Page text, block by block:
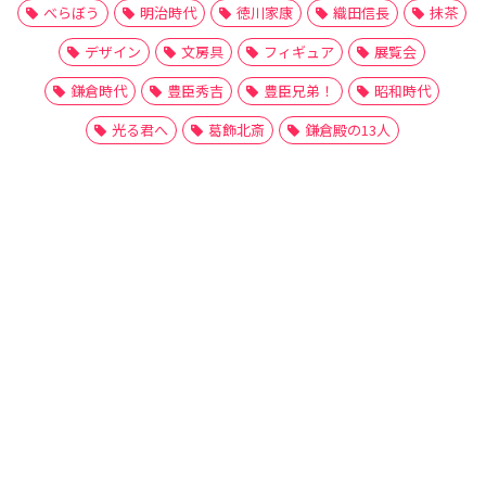
べらぼう
明治時代 徳川家康 織田信長
抹茶
デザイン
文房具 フィギュア
展覧会
鎌倉時代
豊臣秀吉 豊臣兄弟！
昭和時代
光る君へ
葛飾北斎 鎌倉殿の13人